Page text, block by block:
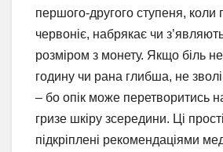
першого-другого ступеня, коли
червоніє, набрякає чи
розміром з монету. Якщо біль
годину чи рана глибша, не
– бо опік може перетворитись
гризе шкіру зсередини. Ці
підкріплені рекомендаціями